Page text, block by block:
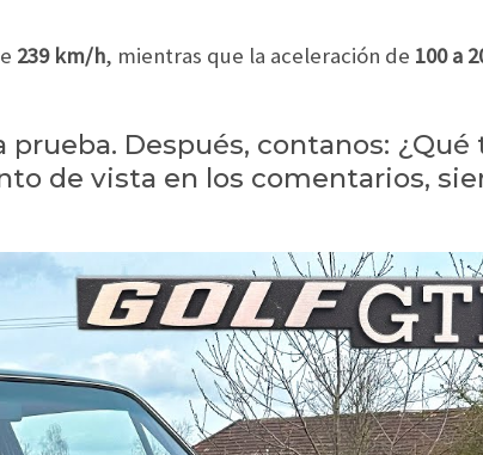
239 km/h, mientras que la aceleración de 100 a
Después, contanos: ¿Qué
de vista en los comentarios,